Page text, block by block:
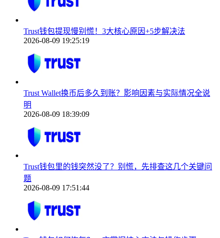
Trust钱包提现慢别慌！3大核心原因+5步解决法
2026-08-09 19:25:19
Trust Wallet换币后多久到账？影响因素与实际情况全说
明
2026-08-09 18:39:09
Trust钱包里的钱突然没了？别慌，先排查这几个关键问
题
2026-08-09 17:51:44